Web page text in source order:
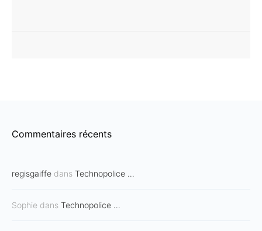
Commentaires récents
regisgaiffe dans Technopolice …
Sophie dans Technopolice …